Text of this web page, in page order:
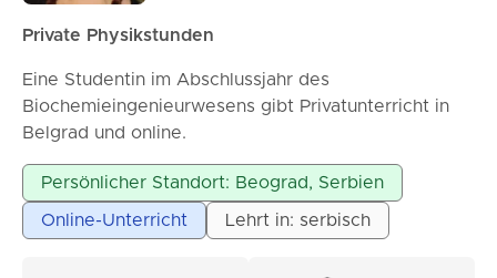
Private Physikstunden
Eine Studentin im Abschlussjahr des
Biochemieingenieurwesens gibt Privatunterricht in
Belgrad und online.
Mehr ansehen...
Persönlicher Standort: Beograd, Serbien
Online-Unterricht Lehrt in: serbisch